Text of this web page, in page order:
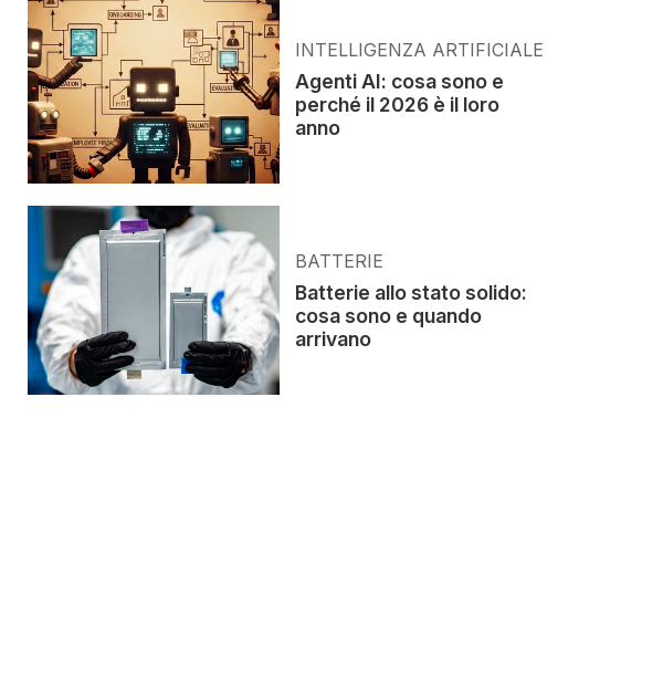
INTELLIGENZA ARTIFICIALE
Agenti AI: cosa sono e
perché il 2026 è il loro
anno
BATTERIE
Batterie allo stato solido:
cosa sono e quando
arrivano